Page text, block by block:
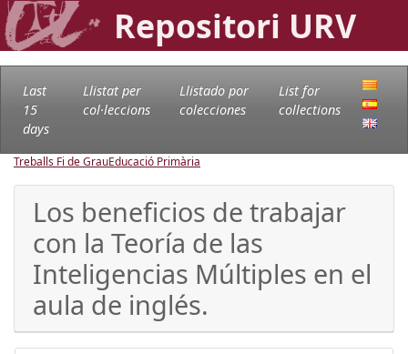
Repositori URV
Last
15
days
Llistat per
col·leccions
Llistado por
colecciones
List for
collections
Treballs Fi de GrauEducació Primària
Los beneficios de trabajar
con la Teoría de las
Inteligencias Múltiples en el
aula de inglés.